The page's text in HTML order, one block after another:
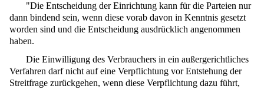
"Die Entscheidung der Einrichtung kann für die Parteien nur
dann bindend sein, wenn diese vorab davon in Kenntnis gesetzt
worden sind und die Entscheidung ausdrücklich angenommen
haben.
Die Einwilligung des Verbrauchers in ein außergerichtliches
Verfahren darf nicht auf eine Verpflichtung vor Entstehung der
Streitfrage zurückgehen, wenn diese Verpflichtung dazu führt,